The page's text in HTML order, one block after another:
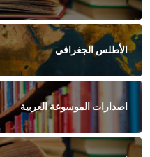
الأطلس الجغرافي
اصدارات الموسوعة العربية